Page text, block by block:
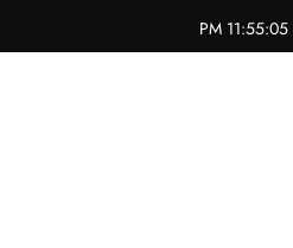
11:55:06 PM